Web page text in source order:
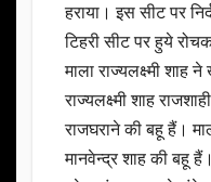
हराया। इस सीट पर
टिहरी सीट पर हुये
माला राज्यलक्ष्मी शाह
राज्यलक्ष्मी शाह
राजघराने की बहू हैं।
मानवेन्द्र शाह की बहू